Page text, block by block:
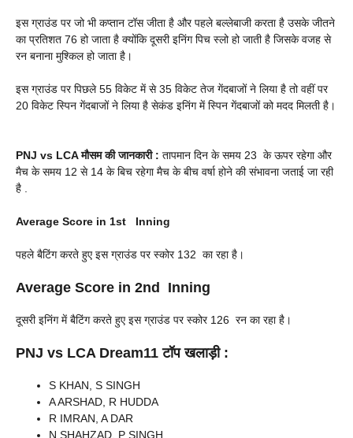
इस ग्राउंड पर जो भी कप्तान टॉस जीता है और पहले बल्लेबाजी करता है उसके जीतने
का प्रतिशत 76 हो जाता है क्योंकि दूसरी इनिंग पिच स्लो हो जाती है जिसके वजह से
रन बनाना मुश्किल हो जाता है।
इस ग्राउंड पर पिछले 55 विकेट में से 35 विकेट तेज गेंदबाजों ने लिया है तो वहीं पर
20 विकेट स्पिन गेंदबाजों ने लिया है सेकंड इनिंग में स्पिन गेंदबाजों को मदद मिलती है।
PNJ vs LCAमौसम की जानकारी : तापमान दिन के समय 23 के ऊपर रहेगा और
मैच के समय 12 से 14 के बिच रहेगा मैच के बीच वर्षा होने की संभावना जताई जा रही
है .
Average Score in 1st Inning
पहले बैटिंग करते हुए इस ग्राउंड पर स्कोर 132 का रहा है।
Average Score in 2nd Inning
दूसरी इनिंग में बैटिंग करते हुए इस ग्राउंड पर स्कोर 126 रन का रहा है।
PNJ vs LCA Dream11 टॉप खलाड़ी :
S KHAN, S SINGH
A ARSHAD, R HUDDA
R IMRAN, A DAR
N SHAHZAD, P SINGH